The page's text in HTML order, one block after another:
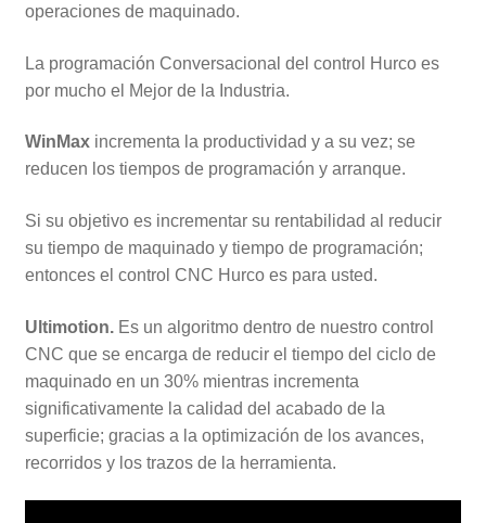
operaciones de maquinado.
La programación Conversacional del control Hurco es
por mucho el Mejor de la Industria.
WinMaxincrementa la productividad y a su vez; se
reducen los tiempos de programación y arranque.
Si su objetivo es incrementar su rentabilidad al reducir
su tiempo de maquinado y tiempo de programación;
entonces el control CNC Hurco es para usted.
Ultimotion. Es un algoritmo dentro de nuestro control
CNC que se encarga de reducir el tiempo del ciclo de
maquinado en un 30% mientras incrementa
significativamente la calidad del acabado de la
superficie; gracias a la optimización de los avances,
recorridos y los trazos de la herramienta.